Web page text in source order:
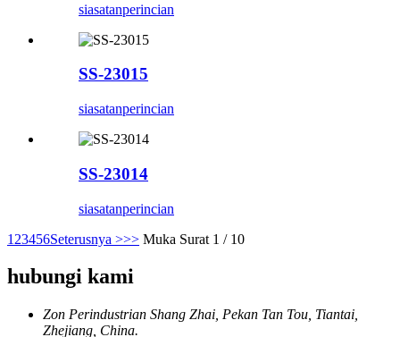
siasatanperincian
SS-23015
siasatanperincian
SS-23014
siasatanperincian
1 23456Seterusnya >>> Muka Surat 1 / 10
hubungi kami
Zon Perindustrian Shang Zhai, Pekan Tan Tou, Tiantai,
Zhejiang, China.